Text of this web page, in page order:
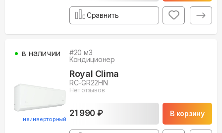
Сравнить
неинверторный
#20 м3
Кондиционер
Royal Clima
RC-GR22HN
Нет отзывов
21 990 ₽ В корзину
в наличии